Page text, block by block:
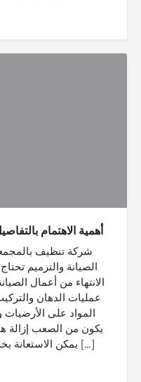
أهمية الاهتمام
شركة تنظيف
الصيانة والترميم
الانتهاء من أعمال
عمليات الدهان
المواد على الأرضيات
يكون من الصعب إزالة
يمكن الاستعانة بخدمات شركة تنظيف بالمجمعة […]